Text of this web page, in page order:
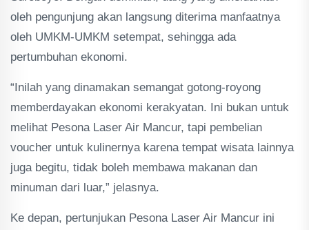
oleh pengunjung akan langsung diterima manfaatnya
oleh UMKM-UMKM setempat, sehingga ada
pertumbuhan ekonomi.
“Inilah yang dinamakan semangat gotong-royong
memberdayakan ekonomi kerakyatan. Ini bukan untuk
melihat Pesona Laser Air Mancur, tapi pembelian
voucher untuk kulinernya karena tempat wisata lainnya
juga begitu, tidak boleh membawa makanan dan
minuman dari luar,” jelasnya.
Ke depan, pertunjukan Pesona Laser Air Mancur ini